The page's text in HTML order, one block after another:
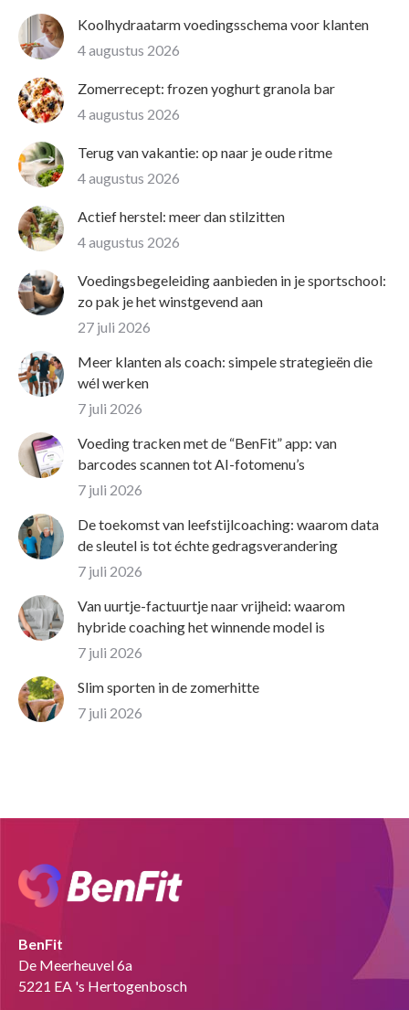
Koolhydraatarm voedingsschema voor klanten
4 augustus 2026
Zomerrecept: frozen yoghurt granola bar
4 augustus 2026
Terug van vakantie: op naar je oude ritme
4 augustus 2026
Actief herstel: meer dan stilzitten
4 augustus 2026
Voedingsbegeleiding aanbieden in je sportschool:
zo pak je het winstgevend aan
27 juli 2026
Meer klanten als coach: simpele strategieën die
wél werken
7 juli 2026
Voeding tracken met de “BenFit” app: van
barcodes scannen tot AI-fotomenu’s
7 juli 2026
De toekomst van leefstijlcoaching: waarom data
de sleutel is tot échte gedragsverandering
7 juli 2026
Van uurtje-factuurtje naar vrijheid: waarom
hybride coaching het winnende model is
7 juli 2026
Slim sporten in de zomerhitte
7 juli 2026
BenFit
De Meerheuvel 6a
5221 EA 's Hertogenbosch